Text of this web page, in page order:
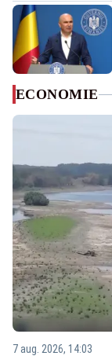
ECONOMIE
7 aug. 2026, 14:03